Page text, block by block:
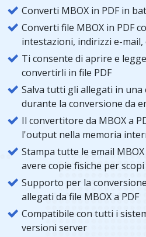
Converti MBOX in PDF in
Converti file MBOX in PDF
intestazioni, indirizzi e-mail,
Ti consente di aprire e
convertirli in file PDF
Salva tutti gli allegati in una
durante la conversione da
Il convertitore da MBOX a
l'output nella memoria
Stampa tutte le email
avere copie fisiche per
Supporto per la
allegati da file MBOX a PDF
Compatibile con tutti i
versioni server